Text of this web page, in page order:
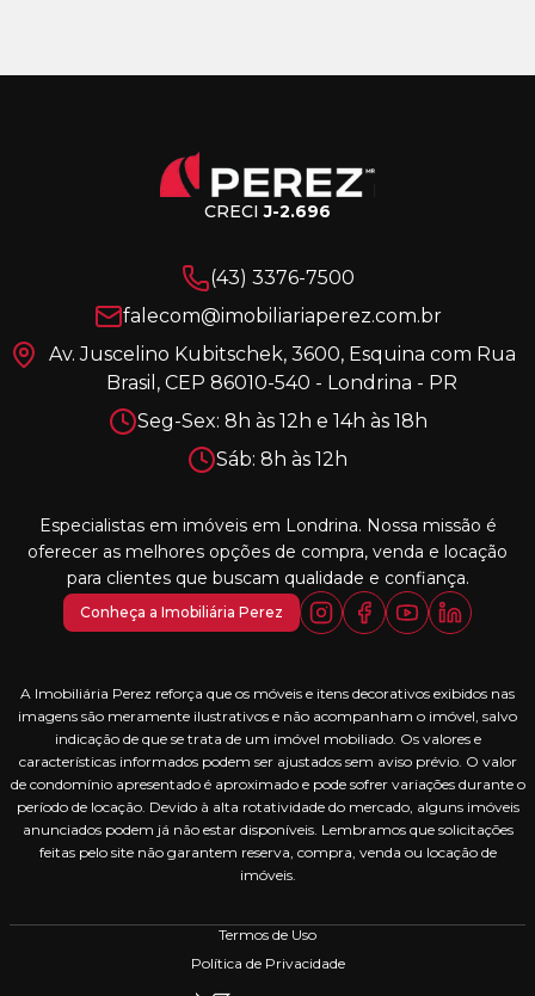
CRECIJ-2.696
(43) 3376-7500
falecom@imobiliariaperez.com.br
Av. Juscelino Kubitschek, 3600, Esquina com Rua
Brasil, CEP 86010-540 - Londrina - PR
Seg-Sex: 8h às 12h e 14h às 18h
Sáb: 8h às 12h
Especialistas em imóveis em Londrina. Nossa missão é
oferecer as melhores opções de compra, venda e locação
para clientes que buscam qualidade e confiança.
Conheça a Imobiliária Perez
A Imobiliária Perez reforça que os móveis e itens decorativos exibidos nas
imagens são meramente ilustrativos e não acompanham o imóvel, salvo
indicação de que se trata de um imóvel mobiliado. Os valores e
características informados podem ser ajustados sem aviso prévio. O valor
de condomínio apresentado é aproximado e pode sofrer variações durante o
período de locação. Devido à alta rotatividade do mercado, alguns imóveis
anunciados podem já não estar disponíveis. Lembramos que solicitações
feitas pelo site não garantem reserva, compra, venda ou locação de
imóveis.
Termos de Uso
Política de Privacidade